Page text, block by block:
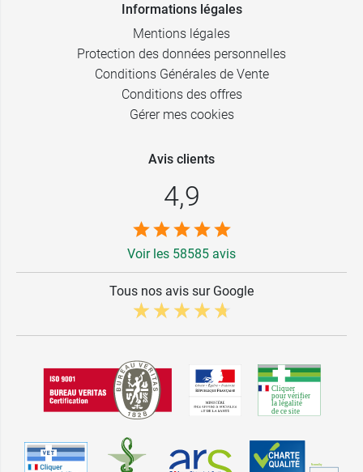
Informations légales
Mentions légales
Protection des données personnelles
Conditions Générales de Vente
Conditions des offres
Gérer mes cookies
Avis clients
4,9
Voir les 58585 avis
Tous nos avis sur Google